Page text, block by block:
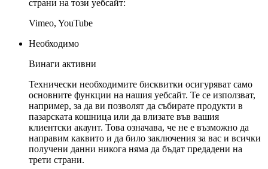
страни на този уебсайт:
Vimeo, YouTube
Необходимо
Винаги активни
Технически необходимите бисквитки осигуряват само
основните функции на нашия уебсайт. Те се използват,
например, за да ви позволят да събирате продукти в
пазарската кошница или да влизате във вашия
клиентски акаунт. Това означава, че не е възможно да
направим каквито и да било заключения за вас и всички
получени данни никога няма да бъдат предадени на
трети страни.